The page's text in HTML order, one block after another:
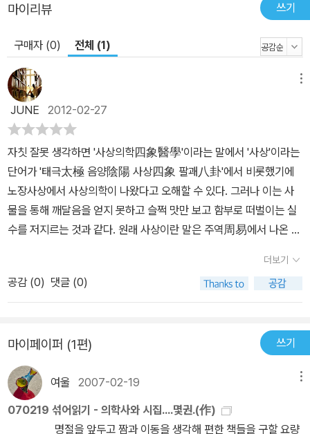
마이리뷰 쓰기
구매자 (0) 전체 (1)
JUNE 2012-02-27
자칫 잘못 생각하면 '사상의학四象醫學'이라는 말에서 '사상'이라는
단어가 '태극太極 음양陰陽 사상四象 팔괘八卦'에서 비롯했기에
노장사상에서 사상의학이 나왔다고 오해할 수 있다. 그러나 이는 사
물을 통해 깨달음을 얻지 못하고 슬쩍 맛만 보고 함부로 떠벌이는 실
수를 저지르는 것과 같다. 원래 사상이란 말은 주역周易에서 나온 말
에서 음양의 양의兩儀가 생기고, 양의에서 태양. 소양. 태음. 소음의
사상이 생기고, 사상에서 '건乾 태兌 리離 진辰 손巽 감坎 간艮 곤
坤'의 팔괘가 생긴다는 것에서 유래한 말이다. 그러나 동무가 생각하
상이 아닌 '인의예지仁義禮智' 즉 유학의 사단四端에서 비롯한 4
원 구조를 뜻하는 것일 뿐이다.*동무東武 : 동쪽나라의 무인, 이제마
의 호 -7쪽사상의학에 대해 알아보기에 앞서, 알아두어야 할 기본 법
칙 세 가지가 있다. 약물 혼용 불가의 법칙, 체질 예외 불허의 법칙, 체
질 불변의 법칙이 바로 그것인데, 이것은 사상의학의 실제 임상 운용
더보기
공감 (0) 댓글 (0)
마이페이퍼 (1편) 쓰기
여울 2007-02-19
070219 섞어읽기 - 의학사와 시집....몇권.(作)
명절을 앞두고 짬과 이동을 생각해 편한 책들을 구할 요량